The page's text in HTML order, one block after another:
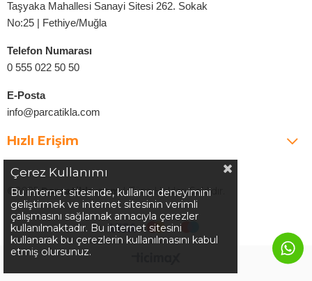
Taşyaka Mahallesi Sanayi Sitesi 262. Sokak
No:25 | Fethiye/Muğla
Telefon Numarası
0 555 022 50 50
E-Posta
info@parcatikla.com
Hızlı Erişim
©2025Parcatikla.com| Tüm Hakları Saklıdır.
Çerez Kullanımı
Bu internet sitesinde, kullanıcı deneyimini
geliştirmek ve internet sitesinin verimli
çalışmasını sağlamak amacıyla çerezler
kullanılmaktadır. Bu internet sitesini
kullanarak bu çerezlerin kullanılmasını kabul
etmiş olursunuz.